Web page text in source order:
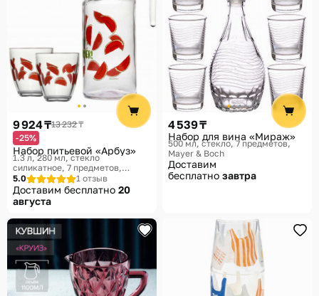
9 924 ₸13 232 ₸
-25%
Набор питьевой «Арбуз»
1.3 л, 280 мл, стекло
силикатное, 7 предметов
Pasabahce, Jungle
5.0 1 отзыв
Доставим бесплатно 20
августа
4 539 ₸
Набор для вина «Мираж»
500 мл, стекло, 7 предметов
Mayer & Boch
Доставим
бесплатно завтра